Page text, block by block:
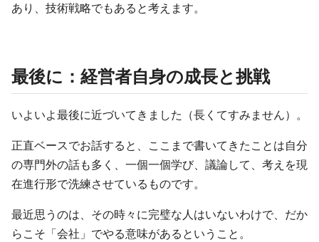
あり、技術戦略でもあると考えます。
最後に：経営者自身の成長と挑戦
いよいよ最後に近づいてきました（長くてすみません）。
正直ベースでお話すると、ここまで書いてきたことは自分
の専門外の話も多く、一個一個学び、議論して、考えを現
在進行形で洗練させているものです。
最近思うのは、その時々に完璧な人はいないわけで、だか
らこそ「会社」でやる意味があるということ。